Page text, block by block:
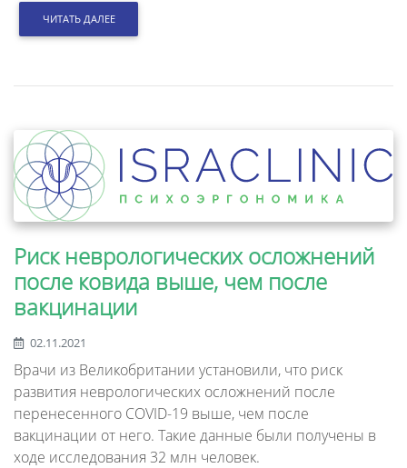
ЧИТАТЬ ДАЛЕЕ
Риск неврологических осложнений
после ковида выше, чем после
вакцинации
02.11.2021
Врачи из Великобритании установили, что риск
развития неврологических осложнений после
перенесенного COVID-19 выше, чем после
вакцинации от него. Такие данные были получены в
ходе исследования 32 млн человек.